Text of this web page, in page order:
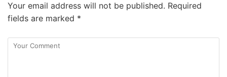
Your email address will not be published. Required
fields are marked *